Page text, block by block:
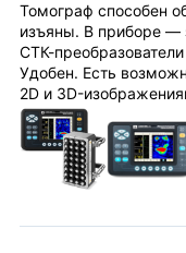
Томограф способен
изъяны. В приборе —
СТК-
Удобен. Есть
2D и 3D-